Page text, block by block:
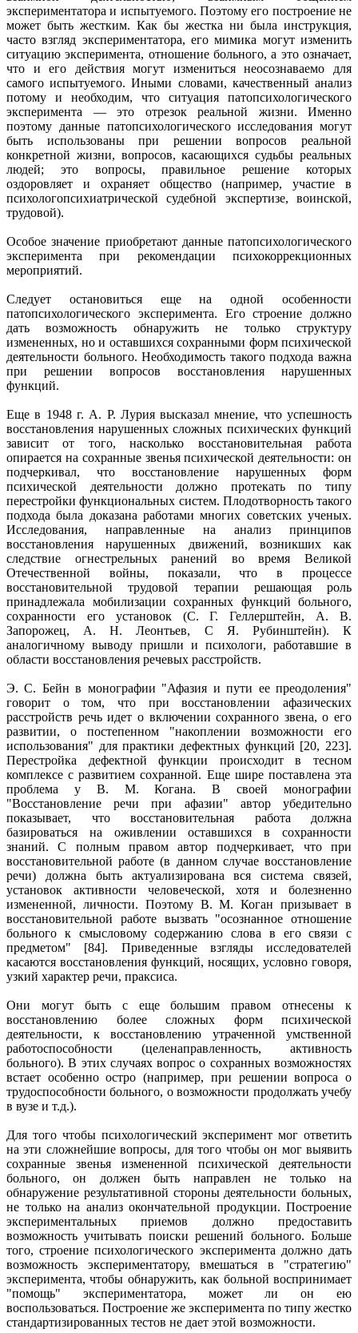
экспериментатора и испытуемого. Поэтому его построение не
может быть жестким. Как бы жестка ни была инструкция,
часто взгляд экспериментатора, его мимика могут изменить
ситуацию эксперимента, отношение больного, а это означает,
что и его действия могут измениться неосознаваемо для
самого испытуемого. Иными словами, качественный анализ
потому и необходим, что ситуация патопсихологического
эксперимента — это отрезок реальной жизни. Именно
поэтому данные патопсихологического исследования могут
быть использованы при решении вопросов реальной
конкретной жизни, вопросов, касающихся судьбы реальных
людей; это вопросы, правильное решение которых
оздоровляет и охраняет общество (например, участие в
психологопсихиатрической судебной экспертизе, воинской,
трудовой).
Особое значение приобретают данные патопсихологического
эксперимента при рекомендации психокоррекционных
мероприятий.
Следует остановиться еще на одной особенности
патопсихологического эксперимента. Его строение должно
дать возможность обнаружить не только структуру
измененных, но и оставшихся сохранными форм психической
деятельности больного. Необходимость такого подхода важна
при решении вопросов восстановления нарушенных
функций.
Еще в 1948 г. А. Р. Лурия высказал мнение, что успешность
восстановления нарушенных сложных психических функций
зависит от того, насколько восстановительная работа
опирается на сохранные звенья психической деятельности: он
подчеркивал, что восстановление нарушенных форм
психической деятельности должно протекать по типу
перестройки функциональных систем. Плодотворность такого
подхода была доказана работами многих советских ученых.
Исследования, направленные на анализ принципов
восстановления нарушенных движений, возникших как
следствие огнестрельных ранений во время Великой
Отечественной войны, показали, что в процессе
восстановительной трудовой терапии решающая роль
принадлежала мобилизации сохранных функций больного,
сохранности его установок (С. Г. Геллерштейн, А. В.
Запорожец, А. Н. Леонтьев, С Я. Рубинштейн). К
аналогичному выводу пришли и психологи, работавшие в
области восстановления речевых расстройств.
Э. С. Бейн в монографии "Афазия и пути ее преодоления"
говорит о том, что при восстановлении афазических
расстройств речь идет о включении сохранного звена, о его
развитии, о постепенном "накоплении возможности его
использования" для практики дефектных функций [20, 223].
Перестройка дефектной функции происходит в тесном
комплексе с развитием сохранной. Еще шире поставлена эта
проблема у В. М. Когана. В своей монографии
"Восстановление речи при афазии" автор убедительно
показывает, что восстановительная работа должна
базироваться на оживлении оставшихся в сохранности
знаний. С полным правом автор подчеркивает, что при
восстановительной работе (в данном случае восстановление
речи) должна быть актуализирована вся система связей,
установок активности человеческой, хотя и болезненно
измененной, личности. Поэтому В. М. Коган призывает в
восстановительной работе вызвать "осознанное отношение
больного к смысловому содержанию слова в его связи с
предметом" [84]. Приведенные взгляды исследователей
касаются восстановления функций, носящих, условно говоря,
узкий характер речи, праксиса.
Они могут быть с еще большим правом отнесены к
восстановлению более сложных форм психической
деятельности, к восстановлению утраченной умственной
работоспособности (целенаправленность, активность
больного). В этих случаях вопрос о сохранных возможностях
встает особенно остро (например, при решении вопроса о
трудоспособности больного, о возможности продолжать учебу
в вузе и т.д.).
Для того чтобы психологический эксперимент мог ответить
на эти сложнейшие вопросы, для того чтобы он мог выявить
сохранные звенья измененной психической деятельности
больного, он должен быть направлен не только на
обнаружение результативной стороны деятельности больных,
не только на анализ окончательной продукции. Построение
экспериментальных приемов должно предоставить
возможность учитывать поиски решений больного. Больше
того, строение психологического эксперимента должно дать
возможность экспериментатору, вмешаться в "стратегию"
эксперимента, чтобы обнаружить, как больной воспринимает
"помощь" экспериментатора, может ли он ею
воспользоваться. Построение же эксперимента по типу жестко
стандартизированных тестов не дает этой возможности.